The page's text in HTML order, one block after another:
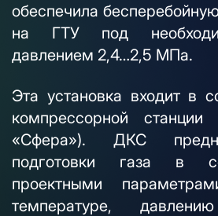
обеспечила
на ГТУ под
давлением 2,4…2,5 МПа.
Эта установка входит в
компрессорной
«Сфера»). ДКС
подготовки газа в
проектными
температуре,